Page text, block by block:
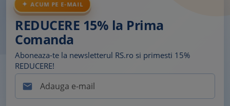
ACUM PE E-MAIL
REDUCERE 15% la Prima
Comanda
Aboneaza-te la newsletterul RS.ro si primesti 15%
REDUCERE!
